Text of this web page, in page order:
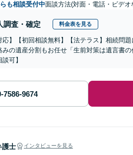
も相談受付中面談方法(対面・電話・ビデオ
調査・確定 料金表を見る
応】【初回相談無料】【法テラス】相続問
みの遺産分割もお任せ「生前対策は遺言書
可】
護士 インタビューを見る